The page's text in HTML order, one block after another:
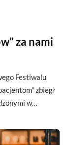
za nami
Festiwalu
zbiegł
w…